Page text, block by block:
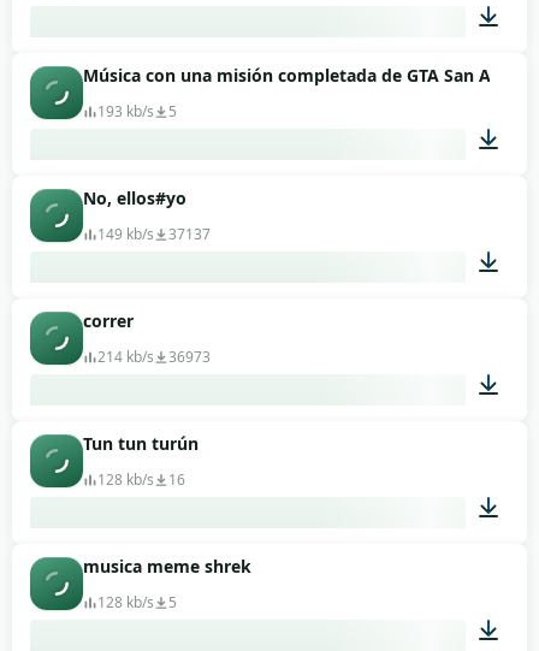
00:09
Música con una misión completada de GTA San
193 kb/s 5
No, ellos#yo
149 kb/s 37137
correr
214 kb/s 36973
Tun tun turún
128 kb/s 16
musica meme shrek
128 kb/s 5